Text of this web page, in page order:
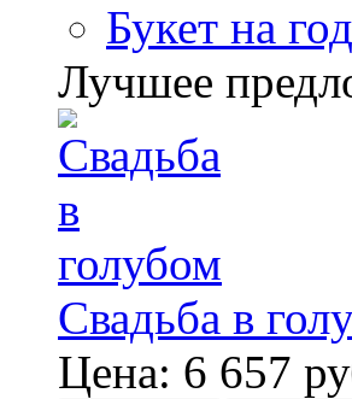
Букет на
Лучшее
Свадьба в
Цена: 6 657